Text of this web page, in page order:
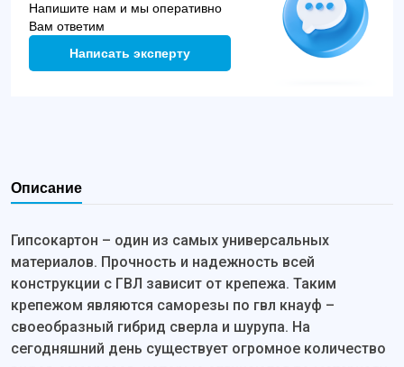
Напишите нам и мы оперативно
Вам ответим
Написать эксперту
Описание
Гипсокартон – один из самых универсальных
материалов. Прочность и надежность всей
конструкции с ГВЛ зависит от крепежа. Таким
крепежом являются саморезы по гвл кнауф –
своеобразный гибрид сверла и шурупа. На
сегодняшний день существует огромное количество